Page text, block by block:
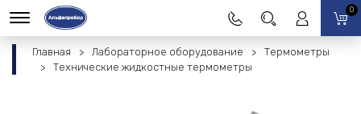
0
Главная Лабораторное оборудование
Термометры
Технические жидкостные термометры